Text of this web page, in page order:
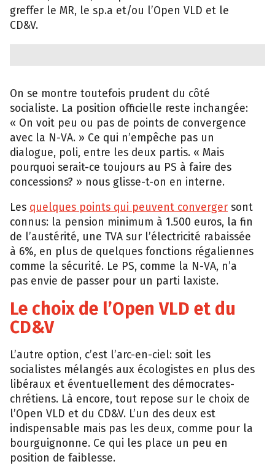
greffer le MR, le sp.a et/ou l’Open VLD et le
CD&V.
On se montre toutefois prudent du côté
socialiste. La position officielle reste inchangée:
« On voit peu ou pas de points de convergence
avec la N-VA. » Ce qui n’empêche pas un
dialogue, poli, entre les deux partis. « Mais
pourquoi serait-ce toujours au PS à faire des
concessions? » nous glisse-t-on en interne.
Les quelques points qui peuvent converger sont
connus: la pension minimum à 1.500 euros, la fin
de l’austérité, une TVA sur l’électricité rabaissée
à 6%, en plus de quelques fonctions régaliennes
comme la sécurité. Le PS, comme la N-VA, n’a
pas envie de passer pour un parti laxiste.
Le choix de l’Open VLD et du
CD&V
L’autre option, c’est l’arc-en-ciel: soit les
socialistes mélangés aux écologistes en plus des
libéraux et éventuellement des démocrates-
chrétiens. Là encore, tout repose sur le choix de
l’Open VLD et du CD&V. L’un des deux est
indispensable mais pas les deux, comme pour la
bourguignonne. Ce qui les place un peu en
position de faiblesse.